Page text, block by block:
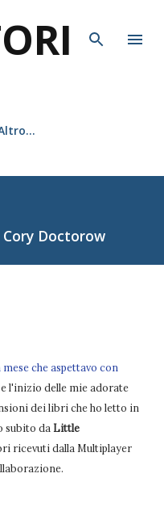
Doctorow
che aspettavo con
l'inizio delle mie adorate
dei libri che ho letto in
subito da Little
ricevuti dalla Multiplayer